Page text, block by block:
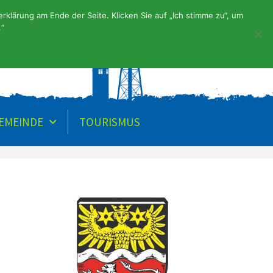
TOURISMUS
am Ende der Seite. Klicken Sie auf „Ich stimme zu“, um